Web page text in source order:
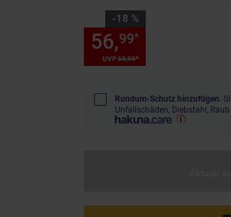
-18 %
Sie Sparen 18 Prozent,
UVP69,99*
56,99*
Rundum-Schutz hinzufügen.
Unfallschäden, Diebstahl,